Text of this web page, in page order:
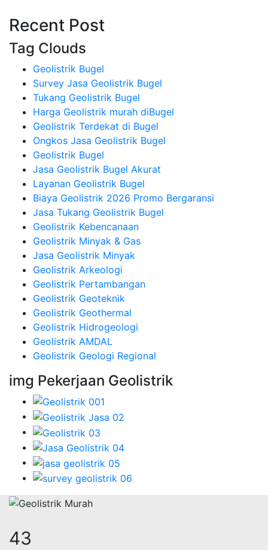
Recent Post
Tag Clouds
Geolistrik Bugel
Survey Jasa Geolistrik Bugel
Tukang Geolistrik Bugel
Harga Geolistrik murah diBugel
Geolistrik Terdekat di Bugel
Ongkos Jasa Geolistrik Bugel
Geolistrik Bugel
Jasa Geolistrik Bugel Akurat
Layanan Geolistrik Bugel
Biaya Geolistrik 2026 Promo Bergaransi
Jasa Tukang Geolistrik Bugel
Geolistrik Kebencanaan
Geolistrik Minyak & Gas
Jasa Geolistrik Minyak
Geolistrik Arkeologi
Geolistrik Pertambangan
Geolistrik Geoteknik
Geolistrik Geothermal
Geolistrik Hidrogeologi
Geolistrik AMDAL
Geolistrik Geologi Regional
img Pekerjaan Geolistrik
55